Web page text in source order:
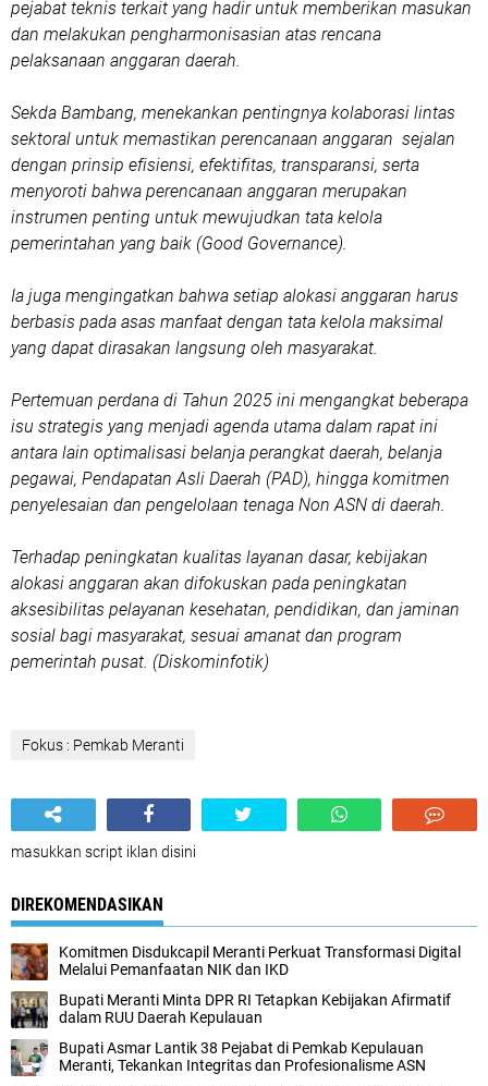
pejabat teknis terkait yang hadir untuk memberikan masukan
dan melakukan pengharmonisasian atas rencana
pelaksanaan anggaran daerah.
Sekda Bambang, menekankan pentingnya kolaborasi lintas
sektoral untuk memastikan perencanaan anggaran sejalan
dengan prinsip efisiensi, efektifitas, transparansi, serta
menyoroti bahwa perencanaan anggaran merupakan
instrumen penting untuk mewujudkan tata kelola
pemerintahan yang baik (Good Governance).
Ia juga mengingatkan bahwa setiap alokasi anggaran harus
berbasis pada asas manfaat dengan tata kelola maksimal
yang dapat dirasakan langsung oleh masyarakat.
Pertemuan perdana di Tahun 2025 ini mengangkat beberapa
isu strategis yang menjadi agenda utama dalam rapat ini
antara lain optimalisasi belanja perangkat daerah, belanja
pegawai, Pendapatan Asli Daerah (PAD), hingga komitmen
penyelesaian dan pengelolaan tenaga Non ASN di daerah.
Terhadap peningkatan kualitas layanan dasar, kebijakan
alokasi anggaran akan difokuskan pada peningkatan
aksesibilitas pelayanan kesehatan, pendidikan, dan jaminan
sosial bagi masyarakat, sesuai amanat dan program
pemerintah pusat. (Diskominfotik)
Fokus : Pemkab Meranti
masukkan script iklan disini
DIREKOMENDASIKAN
Komitmen Disdukcapil Meranti Perkuat Transformasi Digital
Melalui Pemanfaatan NIK dan IKD
Bupati Meranti Minta DPR RI Tetapkan Kebijakan Afirmatif
dalam RUU Daerah Kepulauan
Bupati Asmar Lantik 38 Pejabat di Pemkab Kepulauan
Meranti, Tekankan Integritas dan Profesionalisme ASN